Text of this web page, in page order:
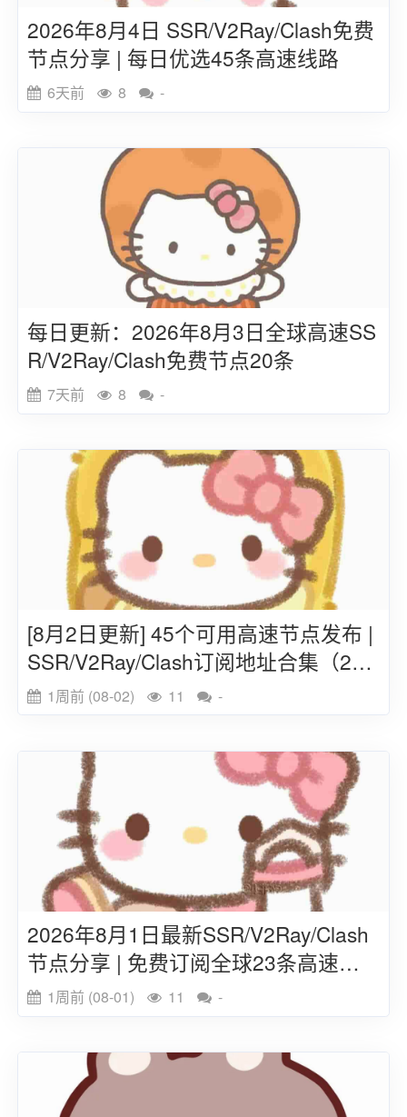
2026年8月4日 SSR/V2Ray/Clash免费
节点分享 | 每日优选45条高速线路
6天前 8 -
每日更新：2026年8月3日全球高速SS
R/V2Ray/Clash免费节点20条
7天前 8 -
[8月2日更新] 45个可用高速节点发布 |
SSR/V2Ray/Clash订阅地址合集（202
6）1周前 (08-02) 11 -
2026年8月1日最新SSR/V2Ray/Clash
节点分享 | 免费订阅全球23条高速线
路 1周前 (08-01) 11 -